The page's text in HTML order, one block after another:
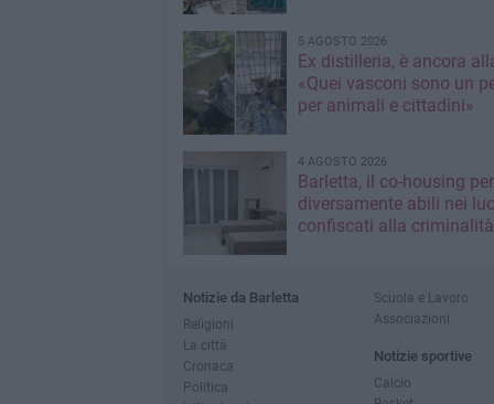
5 AGOSTO 2026
Ex distilleria, è ancora
«Quei vasconi sono un
per animali e cittadini»
4 AGOSTO 2026
Barletta, il co-housing per
diversamente abili nei
confiscati alla criminalità
Notizie da Barletta
Religioni
La città
Cronaca
Politica
Scuola e Lavoro
Associazioni
Notizie sportive
Calcio